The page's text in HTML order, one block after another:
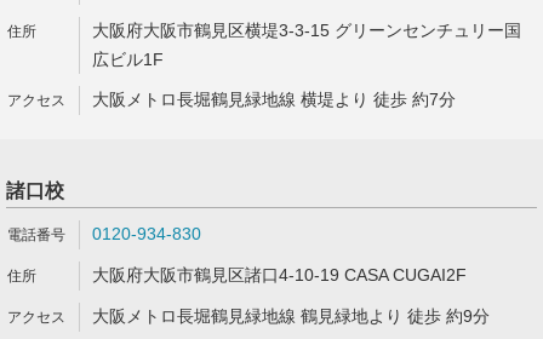
大阪府大阪市鶴見区横堤3-3-15 グリーンセンチュリー国
広ビル1F
大阪メトロ長堀鶴見緑地線 横堤より 徒歩 約7分
諸口校
0120-934-830
大阪府大阪市鶴見区諸口4-10-19 CASA CUGAI2F
大阪メトロ長堀鶴見緑地線 鶴見緑地より 徒歩 約9分